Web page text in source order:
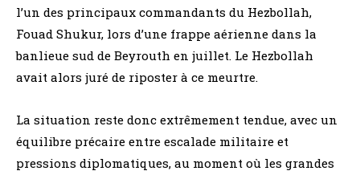
l’un des principaux commandants du Hezbollah,
Fouad Shukur, lors d’une frappe aérienne dans la
banlieue sud de Beyrouth en juillet. Le Hezbollah
avait alors juré de riposter à ce meurtre.
La situation reste donc extrêmement tendue, avec un
équilibre précaire entre escalade militaire et
pressions diplomatiques, au moment où les grandes